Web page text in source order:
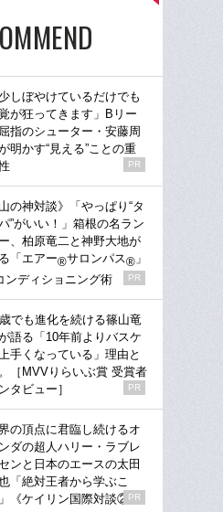
少しぼやけているだけでも
が狂ってきます」Bリー
指のシューター・安藤周
明かす“見える”ことの重
PR
山の神対談》「やっぱり“タ
”がいい！」箱根の名ラン
、柏原竜二と神野大地が
「エアー®サロンパス® 」
ンディショニング術
PR
でも進化を続ける篠山竜
語る「10年前よりバスケ
手くなっている」理由と
［MVVりらいぶ賞 受賞者
タビュー］
PR
の頂点に君臨し続けるオ
ダの超人ハリー・ラブレ
ンと日本のエースの太田
「絶対王者から学ぶこ
《ケイリン国際対談②》
PR